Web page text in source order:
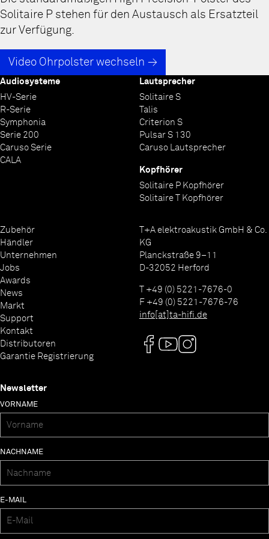
Solitaire P stehen für den Austausch als Ersatzteil
zur Verfügung.
Video Ohrpolster wechseln
Audiosysteme
HV-Serie
R-Serie
Symphonia
Serie 200
Caruso Serie
CALA
Lautsprecher
Solitaire S
Talis
Criterion S
Pulsar S 130
Caruso Lautsprecher
Kopfhörer
Solitaire P Kopfhörer
Solitaire T Kopfhörer
Zubehör
Händler
Unternehmen
Jobs
Awards
News
Markt
Support
Kontakt
Distributoren
Garantie Registrierung
T+A elektroakustik GmbH & Co.
KG
Planckstraße 9–11
D-32052 Herford
T +49 (0) 5221-7676-0
F +49 (0) 5221-7676-76
info[at]ta-hifi.de
Newsletter
VORNAME
NACHNAME
E-MAIL